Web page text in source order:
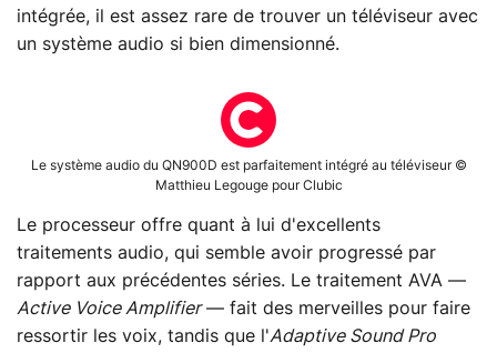
intégrée, il est assez rare de trouver un téléviseur avec
un système audio si bien dimensionné.
Le système audio du QN900D est parfaitement intégré au téléviseur ©
Matthieu Legouge pour Clubic
Le processeur offre quant à lui d'excellents
traitements audio, qui semble avoir progressé par
rapport aux précédentes séries. Le traitement AVA —
Active Voice Amplifier— fait des merveilles pour faire
ressortir les voix, tandis que l'Adaptive Sound Pro